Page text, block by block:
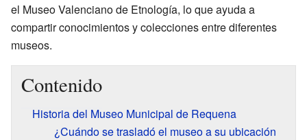
el Museo Valenciano de Etnología, lo que ayuda a
compartir conocimientos y colecciones entre diferentes
museos.
Contenido
Historia del Museo Municipal de Requena
¿Cuándo se trasladó el museo a su ubicación